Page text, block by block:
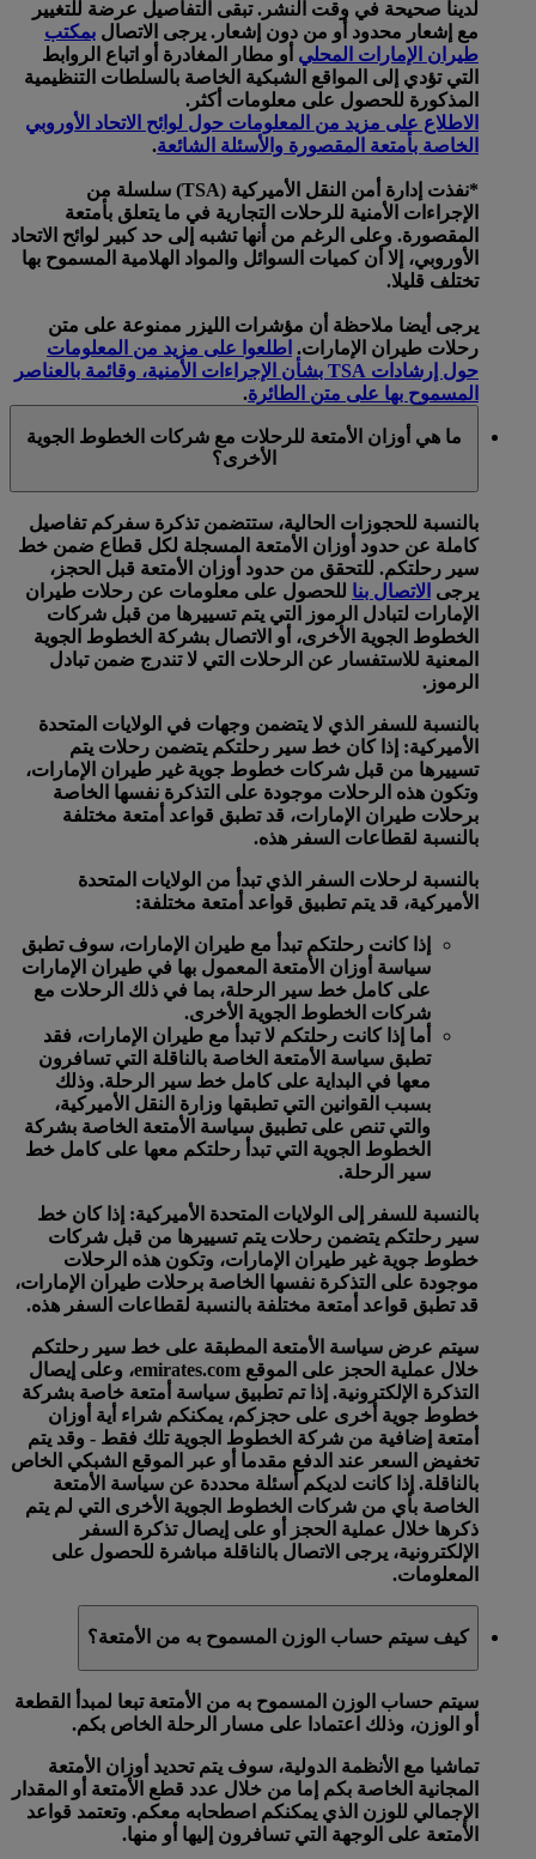
لدينا صحيحة في وقت النشر. تبقى التفاصيل عرضة للتغيير
مع إشعار محدود أو من دون إشعار. يرجى الاتصال بمكتب
طيران الإمارات المحلي أو مطار المغادرة أو اتباع الروابط
التي تؤدي إلى المواقع الشبكية الخاصة بالسلطات التنظيمية
المذكورة للحصول على معلومات أكثر.
الاطلاع على مزيد من المعلومات حول لوائح الاتحاد الأوروبي
الخاصة بأمتعة المقصورة والأسئلة الشائعة.
*نفذت إدارة أمن النقل الأميركية (TSA) سلسلة من
الإجراءات الأمنية للرحلات التجارية في ما يتعلق بأمتعة
المقصورة. وعلى الرغم من أنها تشبه إلى حد كبير لوائح الاتحاد
الأوروبي، إلا أن كميات السوائل والمواد الهلامية المسموح بها
تختلف قليلا.
يرجى أيضا ملاحظة أن مؤشرات الليزر ممنوعة على متن
رحلات طيران الإمارات. اطلعوا على مزيد من المعلومات
حول إرشادات TSA بشأن الإجراءات الأمنية، وقائمة بالعناصر
المسموح بها على متن الطائرة.
ما هي أوزان الأمتعة للرحلات مع شركات الخطوط الجوية
الأخرى؟
بالنسبة للحجوزات الحالية، ستتضمن تذكرة سفركم تفاصيل
كاملة عن حدود أوزان الأمتعة المسجلة لكل قطاع ضمن خط
سير رحلتكم. للتحقق من حدود أوزان الأمتعة قبل الحجز،
يرجى الاتصال بنا للحصول على معلومات عن رحلات طيران
الإمارات لتبادل الرموز التي يتم تسييرها من قبل شركات
الخطوط الجوية الأخرى، أو الاتصال بشركة الخطوط الجوية
المعنية للاستفسار عن الرحلات التي لا تندرج ضمن تبادل
الرموز.
بالنسبة للسفر الذي لا يتضمن وجهات في الولايات المتحدة
الأميركية: إذا كان خط سير رحلتكم يتضمن رحلات يتم
تسييرها من قبل شركات خطوط جوية غير طيران الإمارات،
وتكون هذه الرحلات موجودة على التذكرة نفسها الخاصة
برحلات طيران الإمارات، قد تطبق قواعد أمتعة مختلفة
بالنسبة لقطاعات السفر هذه.
بالنسبة لرحلات السفر الذي تبدأ من الولايات المتحدة
الأميركية، قد يتم تطبيق قواعد أمتعة مختلفة:
إذا كانت رحلتكم تبدأ مع طيران الإمارات، سوف تطبق
سياسة أوزان الأمتعة المعمول بها في طيران الإمارات
على كامل خط سير الرحلة، بما في ذلك الرحلات مع
شركات الخطوط الجوية الأخرى.
أما إذا كانت رحلتكم لا تبدأ مع طيران الإمارات، فقد
تطبق سياسة الأمتعة الخاصة بالناقلة التي تسافرون
معها في البداية على كامل خط سير الرحلة. وذلك
بسبب القوانين التي تطبقها وزارة النقل الأميركية،
والتي تنص على تطبيق سياسة الأمتعة الخاصة بشركة
الخطوط الجوية التي تبدأ رحلتكم معها على كامل خط
سير الرحلة.
بالنسبة للسفر إلى الولايات المتحدة الأميركية: إذا كان خط
سير رحلتكم يتضمن رحلات يتم تسييرها من قبل شركات
خطوط جوية غير طيران الإمارات، وتكون هذه الرحلات
موجودة على التذكرة نفسها الخاصة برحلات طيران الإمارات،
قد تطبق قواعد أمتعة مختلفة بالنسبة لقطاعات السفر هذه.
سيتم عرض سياسة الأمتعة المطبقة على خط سير رحلتكم
خلال عملية الحجز على الموقع emirates.com، وعلى إيصال
التذكرة الإلكترونية. إذا تم تطبيق سياسة أمتعة خاصة بشركة
خطوط جوية أخرى على حجزكم، يمكنكم شراء أية أوزان
أمتعة إضافية من شركة الخطوط الجوية تلك فقط - وقد يتم
تخفيض السعر عند الدفع مقدما أو عبر الموقع الشبكي الخاص
بالناقلة. إذا كانت لديكم أسئلة محددة عن سياسة الأمتعة
الخاصة بأي من شركات الخطوط الجوية الأخرى التي لم يتم
ذكرها خلال عملية الحجز أو على إيصال تذكرة السفر
الإلكترونية، يرجى الاتصال بالناقلة مباشرة للحصول على
المعلومات.
كيف سيتم حساب الوزن المسموح به من الأمتعة؟
سيتم حساب الوزن المسموح به من الأمتعة تبعا لمبدأ
القطعة
أو الوزن، وذلك اعتمادا على مسار الرحلة الخاص بكم.
تماشيا مع الأنظمة الدولية، سوف يتم تحديد أوزان الأمتعة
المجانية الخاصة بكم إما من خلال عدد قطع الأمتعة أو المقدار
الإجمالي للوزن الذي يمكنكم اصطحابه معكم. وتعتمد قواعد
الأمتعة على الوجهة التي تسافرون إليها أو منها.